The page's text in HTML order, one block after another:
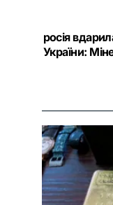
росія
України: